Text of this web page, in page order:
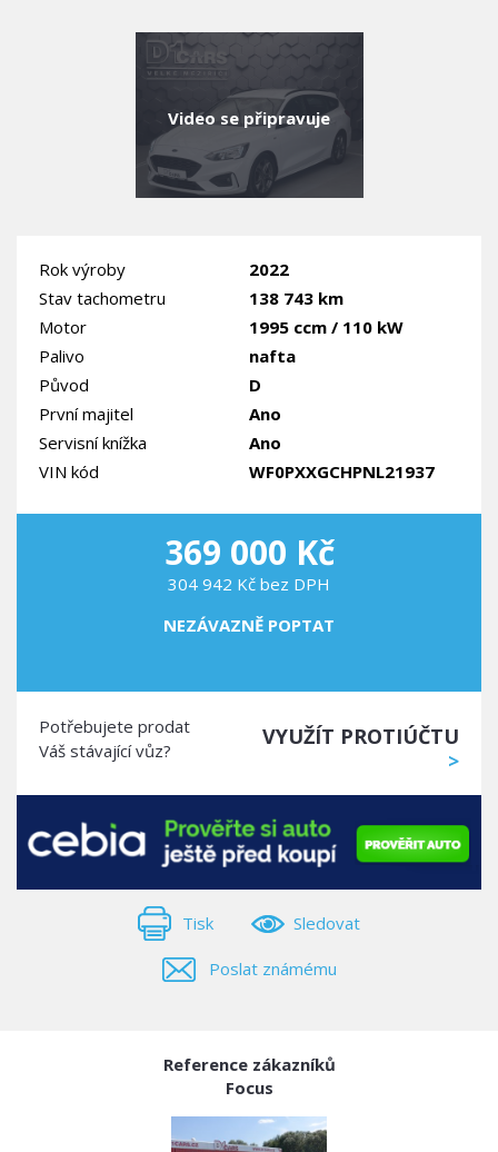
Video se připravuje
Rok výroby
2022
Stav tachometru
138 743 km
Motor
1995 ccm / 110 kW
Palivo
nafta
Původ
D
První majitel
Ano
Servisní knížka
Ano
VIN kód
WF0PXXGCHPNL21937
369 000 Kč
304 942 Kč bez DPH
NEZÁVAZNĚ POPTAT
Potřebujete prodat
Váš stávající vůz?
VYUŽÍT PROTIÚČTU
>
Tisk Sledovat
Poslat známému
Reference zákazníků
Focus